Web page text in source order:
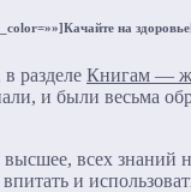
на
в разделе Книгам —
и были весьма
всех знаний
и